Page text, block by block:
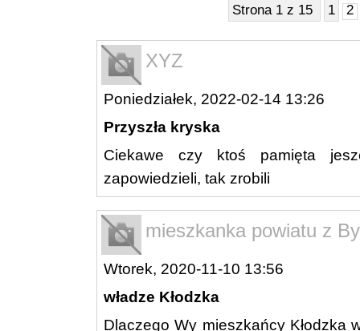
Strona 1 z 15 1 2
XYZ
Poniedziałek, 2022-02-14 13:26
Przyszła kryska
Ciekawe czy ktoś pamięta
zapowiedzieli, tak zrobili
mieszkanka powiatu z
Wtorek, 2020-11-10 13:56
władze Kłodzka
Dlaczego Wy mieszkańcy Kłodzka